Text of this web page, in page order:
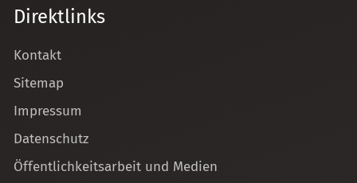
Direktlinks
Kontakt
Sitemap
Impressum
Datenschutz
Öffentlichkeitsarbeit und Medien